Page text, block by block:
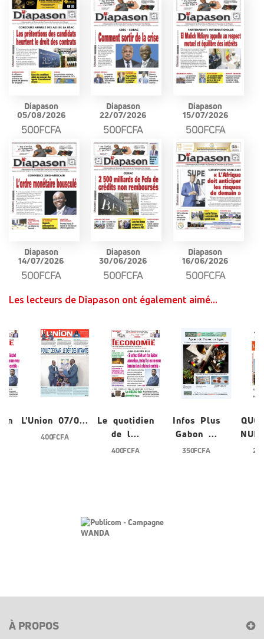
Diapason
05/08/2026
500FCFA
Diapason
22/07/2026
500FCFA
Diapason
15/07/2026
500FCFA
Diapason
14/07/2026
500FCFA
Diapason
30/06/2026
500FCFA
Diapason
16/06/2026
500FCFA
Les lecteurs de Diapason ont également aimé...
L'Union 07/0...
400 FCFA
Le quotidien
de l...
400 FCFA
Infos Plus
Gabon ...
350 FCFA
À PROPOS